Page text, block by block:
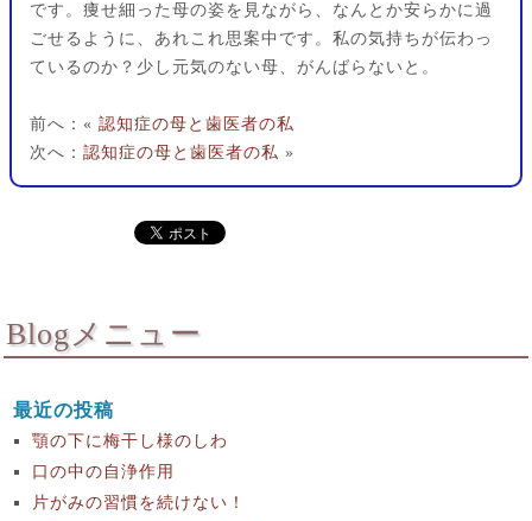
です。痩せ細った母の姿を見ながら、なんとか安らかに過
ごせるように、あれこれ思案中です。私の気持ちが伝わっ
ているのか？少し元気のない母、がんばらないと。
前へ：« 認知症の母と歯医者の私
次へ： 認知症の母と歯医者の私 »
Blogメニュー
最近の投稿
顎の下に梅干し様のしわ
口の中の自浄作用
片がみの習慣を続けない！